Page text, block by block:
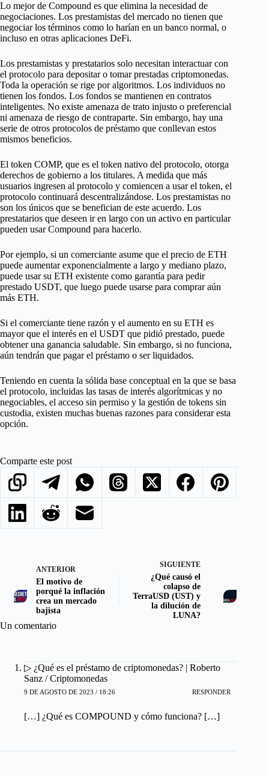
Lo mejor de Compound es que elimina la necesidad de
negociaciones. Los prestamistas del mercado no tienen que
negociar los términos como lo harían en un banco normal, o
incluso en otras aplicaciones DeFi.
Los prestamistas y prestatarios solo necesitan interactuar con
el protocolo para depositar o tomar prestadas criptomonedas.
Toda la operación se rige por algoritmos. Los individuos no
tienen los fondos. Los fondos se mantienen en contratos
inteligentes. No existe amenaza de trato injusto o preferencial
ni amenaza de riesgo de contraparte. Sin embargo, hay una
serie de otros protocolos de préstamo que conllevan estos
mismos beneficios.
El token COMP, que es el token nativo del protocolo, otorga
derechos de gobierno a los titulares. A medida que más
usuarios ingresen al protocolo y comiencen a usar el token, el
protocolo continuará descentralizándose. Los prestamistas no
son los únicos que se benefician de este acuerdo. Los
prestatarios que deseen ir en largo con un activo en particular
pueden usar Compound para hacerlo.
Por ejemplo, si un comerciante asume que el precio de ETH
puede aumentar exponencialmente a largo y mediano plazo,
puede usar su ETH existente como garantía para pedir
prestado USDT, que luego puede usarse para comprar aún
más ETH.
Si el comerciante tiene razón y el aumento en su ETH es
mayor que el interés en el USDT que pidió prestado, puede
obtener una ganancia saludable. Sin embargo, si no funciona,
aún tendrán que pagar el préstamo o ser liquidados.
Teniendo en cuenta la sólida base conceptual en la que se basa
el protocolo, incluidas las tasas de interés algorítmicas y no
negociables, el acceso sin permiso y la gestión de tokens sin
custodia, existen muchas buenas razones para considerar esta
opción.
Comparte este post
ANTERIOR
El motivo de
porqué la inflación
crea un mercado
bajista
SIGUIENTE
¿Qué causó el
colapso de
TerraUSD (UST) y
la dilución de
LUNA?
Un comentario
▷ ¿Qué es el préstamo de criptomonedas? | Roberto
Sanz / Criptomonedas
9 DE AGOSTO DE 2023 / 18:26 RESPONDER
[…] ¿Qué es COMPOUND y cómo funciona? […]